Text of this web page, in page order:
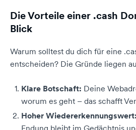
Die Vorteile einer .cash
Blick
Warum solltest du dich für eine
entscheiden? Die Gründe liegen
Klare Botschaft: Deine
worum es geht – das schafft
Hoher Wiedererkennungswert:
Endung bleibt im Gedächtnis